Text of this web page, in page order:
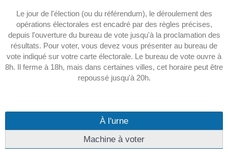
Le jour de l'élection (ou du référendum), le déroulement des
opérations électorales est encadré par des règles précises,
depuis l'ouverture du bureau de vote jusqu'à la proclamation des
résultats. Pour voter, vous devez vous présenter au bureau de
vote indiqué sur votre carte électorale. Le bureau de vote ouvre à
8h. Il ferme à 18h, mais dans certaines villes, cet horaire peut être
repoussé jusqu'à 20h.
À l'urne
Machine à voter